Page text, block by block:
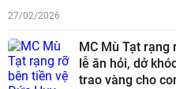
27/02/2026
MC Mù Tạt
lễ ăn hỏi, dở
trao vàng cho